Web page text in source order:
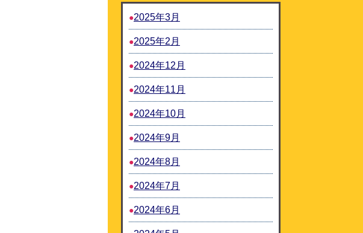
2025年3月
2025年2月
2024年12月
2024年11月
2024年10月
2024年9月
2024年8月
2024年7月
2024年6月